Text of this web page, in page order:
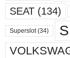
SEAT (134)
Superslot(34)